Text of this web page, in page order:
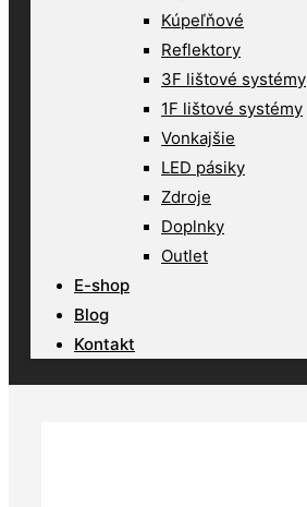
Kúpeľňové
Reflektory
3F lištové systémy
1F lištové systémy
Vonkajšie
LED pásiky
Zdroje
Doplnky
Outlet
E-shop
Blog
Kontakt